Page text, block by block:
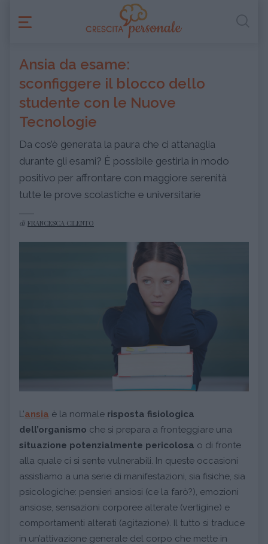
Ansia da esame:
sconfiggere il blocco dello
studente con le Nuove
Tecnologie
Da cos’è generata la paura che ci attanaglia
durante gli esami? È possibile gestirla in modo
positivo per affrontare con maggiore serenità
tutte le prove scolastiche e universitarie
di FRANCESCA CILENTO
L’ansia è la normale risposta fisiologica
dell’organismo che si prepara a fronteggiare una
situazione potenzialmente pericolosa o di fronte
alla quale ci si sente vulnerabili. In queste occasioni
assistiamo a una serie di manifestazioni, sia fisiche, sia
psicologiche: pensieri ansiosi (ce la farò?), emozioni
ansiose, sensazioni corporee alterate (vertigine) e
comportamenti alterati (agitazione). Il tutto si traduce
in un’attivazione generale del corpo che mette in